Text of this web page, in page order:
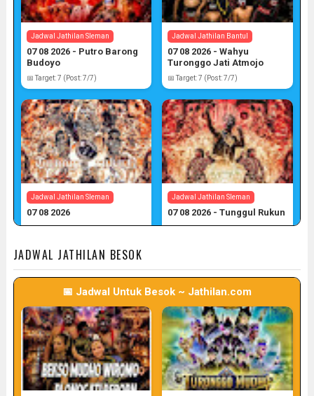
Jadwal Jathilan Sleman
07 08 2026 - Putro Barong
Budoyo
📅 Target: 7 (Post: 7/7)
Jadwal Jathilan Bantul
07 08 2026 - Wahyu
Turonggo Jati Atmojo
📅 Target: 7 (Post: 7/7)
Jadwal Jathilan Sleman
07 08 2026
Jadwal Jathilan Sleman
07 08 2026 - Tunggul Rukun
JADWAL JATHILAN BESOK
📅 Jadwal Untuk Besok ~ Jathilan.com